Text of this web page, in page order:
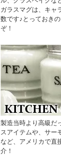
ガラスマグは、キャ
数です♪とっておき
ぞ！
製造当時より高級だ
スアイテムや、サー
など、アメリカで直
介！